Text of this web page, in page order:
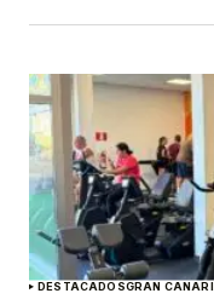
DESTACADOSGRAN